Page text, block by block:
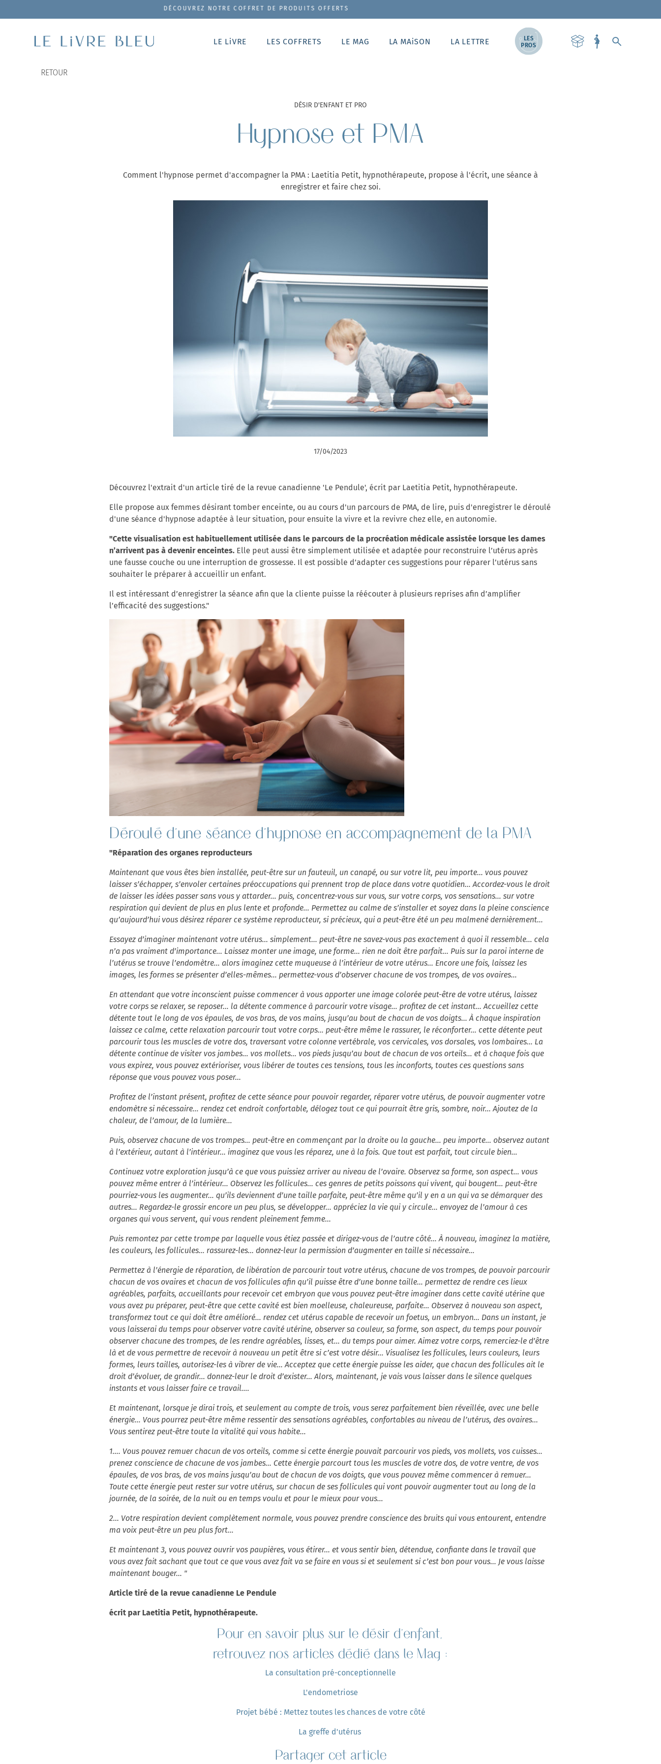
DÉCOUVREZ NOTRE COFFRET DE PRODUITS OFFERTS
LE LiVRE LES COFFRETS LE MAG LA MAiSON LA LETTRE LES
PROS
RETOUR
DÉSIR D'ENFANT ET PRO
Hypnose et PMA
Comment l'hypnose permet d'accompagner la PMA : Laetitia Petit, hypnothérapeute, propose à l'écrit, une séance à
enregistrer et faire chez soi.
17/04/2023
Découvrez l'extrait d'un article tiré de la revue canadienne 'Le Pendule', écrit par Laetitia Petit, hypnothérapeute.
Elle propose aux femmes désirant tomber enceinte, ou au cours d'un parcours de PMA, de lire, puis d'enregistrer le déroulé
d'une séance d'hypnose adaptée à leur situation, pour ensuite la vivre et la revivre chez elle, en autonomie.
"Cette visualisation est habituellement utilisée dans le parcours de la procréation médicale assistée lorsque les dames
n’arrivent pas à devenir enceintes. Elle peut aussi être simplement utilisée et adaptée pour reconstruire l’utérus après
une fausse couche ou une interruption de grossesse. Il est possible d’adapter ces suggestions pour réparer l’utérus sans
souhaiter le préparer à accueillir un enfant.
Il est intéressant d’enregistrer la séance afin que la cliente puisse la réécouter à plusieurs reprises afin d’amplifier
l’efficacité des suggestions."
Déroulé d'une séance d'hypnose en accompagnement de la PMA
"Réparation des organes reproducteurs
Maintenant que vous êtes bien installée, peut-être sur un fauteuil, un canapé, ou sur votre lit, peu importe... vous pouvez
laisser s’échapper, s’envoler certaines préoccupations qui prennent trop de place dans votre quotidien... Accordez-vous le droit
de laisser les idées passer sans vous y attarder... puis, concentrez-vous sur vous, sur votre corps, vos sensations... sur votre
respiration qui devient de plus en plus lente et profonde... Permettez au calme de s’installer et soyez dans la pleine conscience
qu’aujourd’hui vous désirez réparer ce système reproducteur, si précieux, qui a peut-être été un peu malmené dernièrement...
Essayez d’imaginer maintenant votre utérus... simplement... peut-être ne savez-vous pas exactement à quoi il ressemble... cela
n’a pas vraiment d’importance... Laissez monter une image, une forme... rien ne doit être parfait... Puis sur la paroi interne de
l’utérus se trouve l’endomètre... alors imaginez cette muqueuse à l’intérieur de votre utérus... Encore une fois, laissez les
images, les formes se présenter d’elles-mêmes... permettez-vous d’observer chacune de vos trompes, de vos ovaires...
En attendant que votre inconscient puisse commencer à vous apporter une image colorée peut-être de votre utérus, laissez
votre corps se relaxer, se reposer… la détente commence à parcourir votre visage... profitez de cet instant... Accueillez cette
détente tout le long de vos épaules, de vos bras, de vos mains, jusqu’au bout de chacun de vos doigts... À chaque inspiration
laissez ce calme, cette relaxation parcourir tout votre corps... peut-être même le rassurer, le réconforter... cette détente peut
parcourir tous les muscles de votre dos, traversant votre colonne vertébrale, vos cervicales, vos dorsales, vos lombaires... La
détente continue de visiter vos jambes... vos mollets... vos pieds jusqu’au bout de chacun de vos orteils... et à chaque fois que
vous expirez, vous pouvez extérioriser, vous libérer de toutes ces tensions, tous les inconforts, toutes ces questions sans
réponse que vous pouvez vous poser...
Profitez de l’instant présent, profitez de cette séance pour pouvoir regarder, réparer votre utérus, de pouvoir augmenter votre
endomètre si nécessaire… rendez cet endroit confortable, délogez tout ce qui pourrait être gris, sombre, noir... Ajoutez de la
chaleur, de l’amour, de la lumière...
Puis, observez chacune de vos trompes... peut-être en commençant par la droite ou la gauche… peu importe… observez autant
à l’extérieur, autant à l’intérieur… imaginez que vous les réparez, une à la fois. Que tout est parfait, tout circule bien…
Continuez votre exploration jusqu’à ce que vous puissiez arriver au niveau de l’ovaire. Observez sa forme, son aspect… vous
pouvez même entrer à l’intérieur... Observez les follicules… ces genres de petits poissons qui vivent, qui bougent… peut-être
pourriez-vous les augmenter… qu’ils deviennent d’une taille parfaite, peut-être même qu’il y en a un qui va se démarquer des
autres… Regardez-le grossir encore un peu plus, se développer… appréciez la vie qui y circule... envoyez de l’amour à ces
organes qui vous servent, qui vous rendent pleinement femme...
Puis remontez par cette trompe par laquelle vous étiez passée et dirigez-vous de l’autre côté… À nouveau, imaginez la matière,
les couleurs, les follicules... rassurez-les... donnez-leur la permission d’augmenter en taille si nécessaire…
Permettez à l’énergie de réparation, de libération de parcourir tout votre utérus, chacune de vos trompes, de pouvoir parcourir
chacun de vos ovaires et chacun de vos follicules afin qu’il puisse être d’une bonne taille… permettez de rendre ces lieux
agréables, parfaits, accueillants pour recevoir cet embryon que vous pouvez peut-être imaginer dans cette cavité utérine que
vous avez pu préparer, peut-être que cette cavité est bien moelleuse, chaleureuse, parfaite... Observez à nouveau son aspect,
transformez tout ce qui doit être amélioré... rendez cet utérus capable de recevoir un foetus, un embryon… Dans un instant, je
vous laisserai du temps pour observer votre cavité utérine, observer sa couleur, sa forme, son aspect, du temps pour pouvoir
observer chacune des trompes, de les rendre agréables, lisses, et... du temps pour aimer. Aimez votre corps, remerciez-le d’être
là et de vous permettre de recevoir à nouveau un petit être si c’est votre désir... Visualisez les follicules, leurs couleurs, leurs
formes, leurs tailles, autorisez-les à vibrer de vie… Acceptez que cette énergie puisse les aider, que chacun des follicules ait le
droit d’évoluer, de grandir... donnez-leur le droit d’exister... Alors, maintenant, je vais vous laisser dans le silence quelques
instants et vous laisser faire ce travail….
Et maintenant, lorsque je dirai trois, et seulement au compte de trois, vous serez parfaitement bien réveillée, avec une belle
énergie… Vous pourrez peut-être même ressentir des sensations agréables, confortables au niveau de l’utérus, des ovaires...
Vous sentirez peut-être toute la vitalité qui vous habite...
1…. Vous pouvez remuer chacun de vos orteils, comme si cette énergie pouvait parcourir vos pieds, vos mollets, vos cuisses...
prenez conscience de chacune de vos jambes… Cette énergie parcourt tous les muscles de votre dos, de votre ventre, de vos
épaules, de vos bras, de vos mains jusqu’au bout de chacun de vos doigts, que vous pouvez même commencer à remuer...
Toute cette énergie peut rester sur votre utérus, sur chacun de ses follicules qui vont pouvoir augmenter tout au long de la
journée, de la soirée, de la nuit ou en temps voulu et pour le mieux pour vous…
2... Votre respiration devient complètement normale, vous pouvez prendre conscience des bruits qui vous entourent, entendre
ma voix peut-être un peu plus fort...
Et maintenant 3, vous pouvez ouvrir vos paupières, vous étirer... et vous sentir bien, détendue, confiante dans le travail que
vous avez fait sachant que tout ce que vous avez fait va se faire en vous si et seulement si c’est bon pour vous… Je vous laisse
maintenant bouger... "
Article tiré de la revue canadienne Le Pendule
écrit par Laetitia Petit, hypnothérapeute.
Pour en savoir plus sur le désir d'enfant,
retrouvez nos articles dédié dans le Mag :
La consultation pré-conceptionnelle
L'endometriose
Projet bébé : Mettez toutes les chances de votre côté
La greffe d'utérus
Partager cet article
NOUVELLE SELECTION DE
PRODUITS COFFRET JEUNE MAMAN